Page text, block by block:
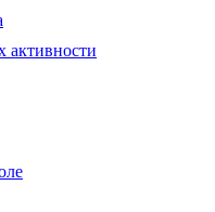
активности